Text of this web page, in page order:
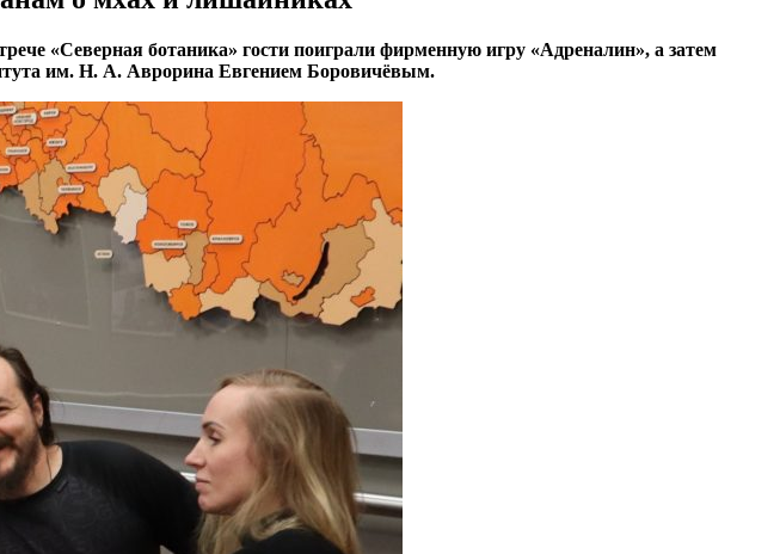
«Северная ботаника» гости поиграли фирменную игру «Адреналин», а затем
им. Н. А. Аврорина Евгением Боровичёвым.